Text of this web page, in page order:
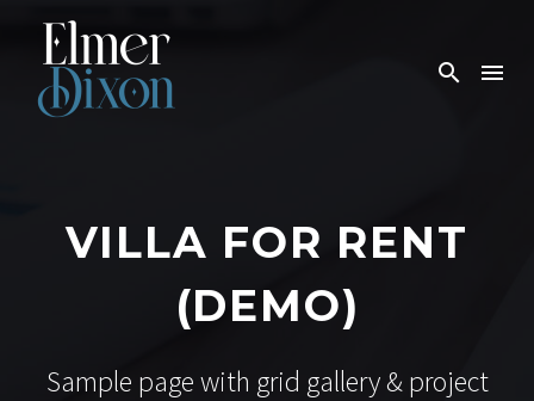
VILLA FOR RENT
(DEMO)
Sample page with grid gallery & project